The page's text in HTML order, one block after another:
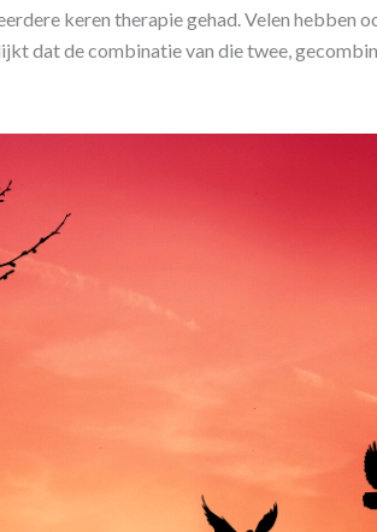
keren therapie gehad. Velen hebben
dat de combinatie van die twee,